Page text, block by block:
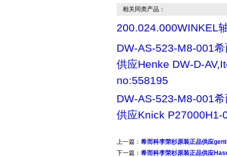
相关同类产品：
200.024.000WINKEL
DW-AS-523-M8-001
供应Henke DW-D-
no:558195
DW-AS-523-M8-001
供应Knick P27000H1-
上一篇： 希而科李荣杉原装正品供应
下一篇： 希而科李荣杉原装正品供应